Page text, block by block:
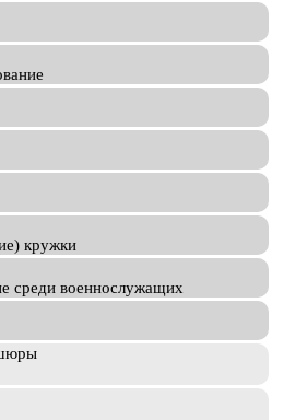
кружки
среди военнослужащих